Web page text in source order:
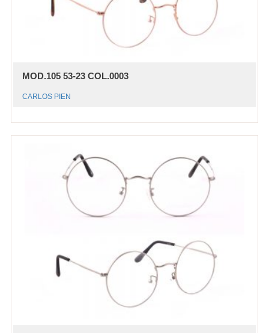
MOD.105 53-23 COL.0003
CARLOS PIEN